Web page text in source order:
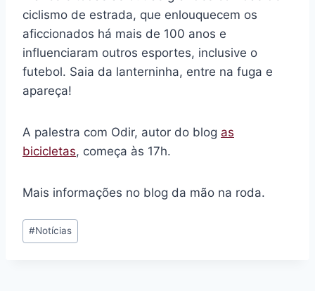
ciclismo de estrada, que enlouquecem os
aficcionados há mais de 100 anos e
influenciaram outros esportes, inclusive o
futebol. Saia da lanterninha, entre na fuga e
apareça!
A palestra com Odir, autor do blog as
bicicletas, começa às 17h.
Mais informações no blog da mão na roda.
Tags
do
#Notícias